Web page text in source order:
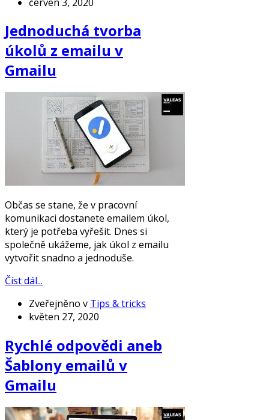
Jednoduchá tvorba
úkolů z emailu v
Gmailu
Občas se stane, že v pracovní
komunikaci dostanete emailem úkol,
který je potřeba vyřešit. Dnes si
společně ukážeme, jak úkol z emailu
vytvořit snadno a jednoduše.
Číst dál...
Zveřejněno v Tips & tricks
květen 27, 2020
Rychlé odpovědi aneb
Šablony emailů v
Gmailu